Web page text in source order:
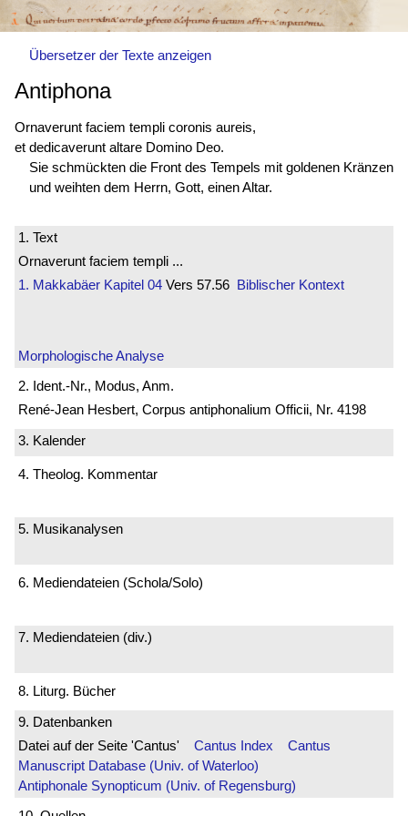
Übersetzer der Texte anzeigen
Antiphona
Ornaverunt faciem templi coronis aureis,
et dedicaverunt altare Domino Deo.
Sie schmückten die Front des Tempels mit goldenen Kränzen
und weihten dem Herrn, Gott, einen Altar.
1. Text
Ornaverunt faciem templi ...
1. Makkabäer Kapitel 04 Vers 57.56 Biblischer Kontext
Morphologische Analyse
2. Ident.-Nr., Modus, Anm.
René-Jean Hesbert, Corpus antiphonalium Officii, Nr. 4198
3. Kalender
4. Theolog. Kommentar
5. Musikanalysen
6. Mediendateien (Schola/Solo)
7. Mediendateien (div.)
8. Liturg. Bücher
9. Datenbanken
Datei auf der Seite 'Cantus' Cantus Index
Cantus
Manuscript Database (Univ. of Waterloo)
Antiphonale Synopticum (Univ. of Regensburg)